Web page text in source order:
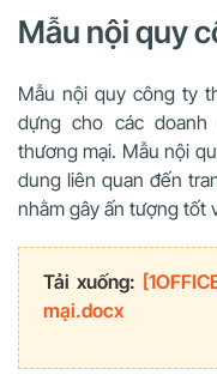
Mẫu nội quy
Mẫu nội quy công ty
dựng cho các
thương mại. Mẫu nội
dung liên quan đến
nhằm gây ấn tượng tốt
Tải xuống:
mại.docx